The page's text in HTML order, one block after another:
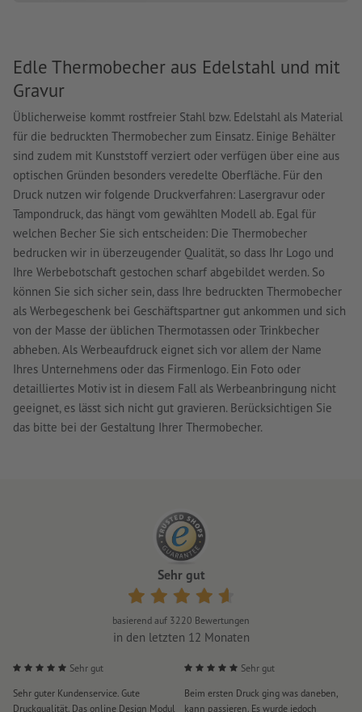
Edle Thermobecher aus Edelstahl und mit
Gravur
Üblicherweise kommt rostfreier Stahl bzw. Edelstahl als Material
für die bedruckten Thermobecher zum Einsatz. Einige Behälter
sind zudem mit Kunststoff verziert oder verfügen über eine aus
optischen Gründen besonders veredelte Oberfläche. Für den
Druck nutzen wir folgende Druckverfahren: Lasergravur oder
Tampondruck, das hängt vom gewählten Modell ab. Egal für
welchen Becher Sie sich entscheiden: Die Thermobecher
bedrucken wir in überzeugender Qualität, so dass Ihr Logo und
Ihre Werbebotschaft gestochen scharf abgebildet werden. So
können Sie sich sicher sein, dass Ihre bedruckten Thermobecher
als Werbegeschenk bei Geschäftspartner gut ankommen und sich
von der Masse der üblichen Thermotassen oder Trinkbecher
abheben. Als Werbeaufdruck eignet sich vor allem der Name
Ihres Unternehmens oder das Firmenlogo. Ein Foto oder
detailliertes Motiv ist in diesem Fall als Werbeanbringung nicht
geeignet, es lässt sich nicht gut gravieren. Berücksichtigen Sie
das bitte bei der Gestaltung Ihrer Thermobecher.
Sehr gut
basierend auf 3220 Bewertungen
in den letzten 12 Monaten
Sehr gut
Sehr guter Kundenservice. Gute
Druckqualität. Das online Design Modul
Sehr gut
Beim ersten Druck ging was daneben,
kann passieren. Es wurde jedoch